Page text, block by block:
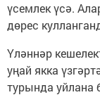
үсемлек үсә.
дөрес
Үләннәр
уңай якка
турында